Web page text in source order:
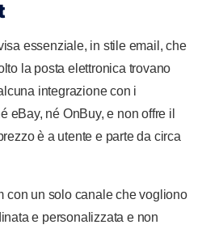
essenziale, in stile email, che
la posta elettronica trovano
integrazione con i
eBay, né OnBuy, e non offre il
è a utente e parte da circa
con un solo canale che vogliono
e personalizzata e non